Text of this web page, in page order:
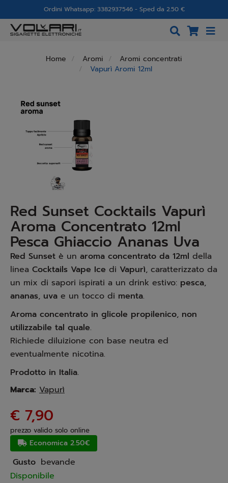
Ordini Whatsapp: 3382937546 - Sped da 2.50 €
Home Aromi
Aromi concentrati
Vapurì Aromi 12ml
Red Sunset Cocktails Vapurì
Aroma Concentrato 12ml
Pesca Ghiaccio Ananas Uva
Red Sunset è un aroma concentrato da 12ml della
linea Cocktails Vape Ice di Vapurì, caratterizzato da
un mix di sapori ispirati a un drink estivo: pesca,
ananas, uva e un tocco di menta.
Aroma concentrato in glicole propilenico, non
utilizzabile tal quale.
Richiede diluizione con base neutra ed
eventualmente nicotina.
Prodotto in Italia.
Marca: Vapurì
€ 7,90
prezzo valido solo online
Economica 2.50€
Gusto bevande
Disponibile